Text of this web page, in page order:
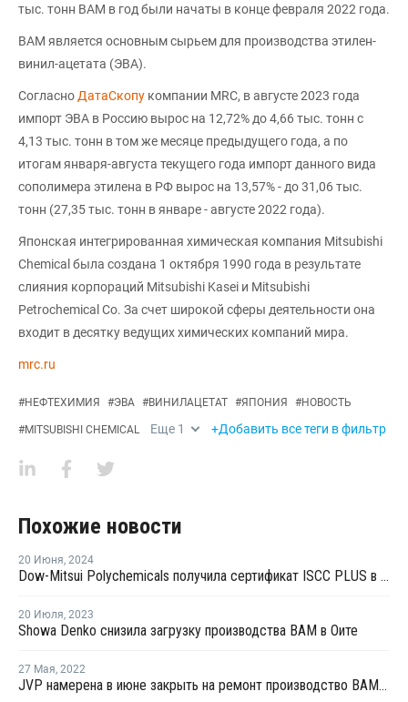
тыс. тонн ВАМ в год были начаты в конце февраля 2022 года.
ВАМ является основным сырьем для производства этилен-
винил-ацетата (ЭВА).
Согласно ДатаСкопу компании MRC, в августе 2023 года
импорт ЭВА в Россию вырос на 12,72% до 4,66 тыс. тонн с
4,13 тыс. тонн в том же месяце предыдущего года, а по
итогам января-августа текущего года импорт данного вида
сополимера этилена в РФ вырос на 13,57% - до 31,06 тыс.
тонн (27,35 тыс. тонн в январе - августе 2022 года).
Японская интегрированная химическая компания Mitsubishi
Chemical была создана 1 октября 1990 года в результате
слияния корпораций Mitsubishi Kasei и Mitsubishi
Petrochemical Co. За счет широкой сферы деятельности она
входит в десятку ведущих химических компаний мира.
mrc.ru
#НЕФТЕХИМИЯ #ЭВА #ВИНИЛАЦЕТАТ #ЯПОНИЯ #НОВОСТЬ
#MITSUBISHI CHEMICAL Еще 1 +Добавить все теги в фильтр
Похожие новости
20 Июня, 2024
Dow-Mitsui Polychemicals получила сертификат ISCC PLUS в Японии
20 Июля, 2023
Showa Denko снизила загрузку производства ВАМ в Оите
27 Мая, 2022
JVP намерена в июне закрыть на ремонт производство ВАМ в Японии